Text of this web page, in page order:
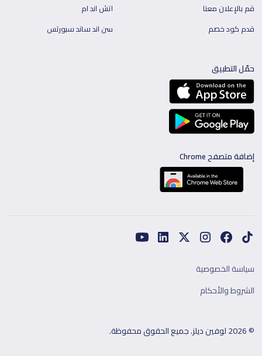
قم بالإعلان معنا
قدم كود خصم
اتش اند ام
سن اند ساند سبورتس
حمّل التطبيق
إضافة متصفح Chrome
© 2026 لوفين ديلز. جميع الحقوق محفوظة.
سياسة الخصوصية
الشروط والأحكام